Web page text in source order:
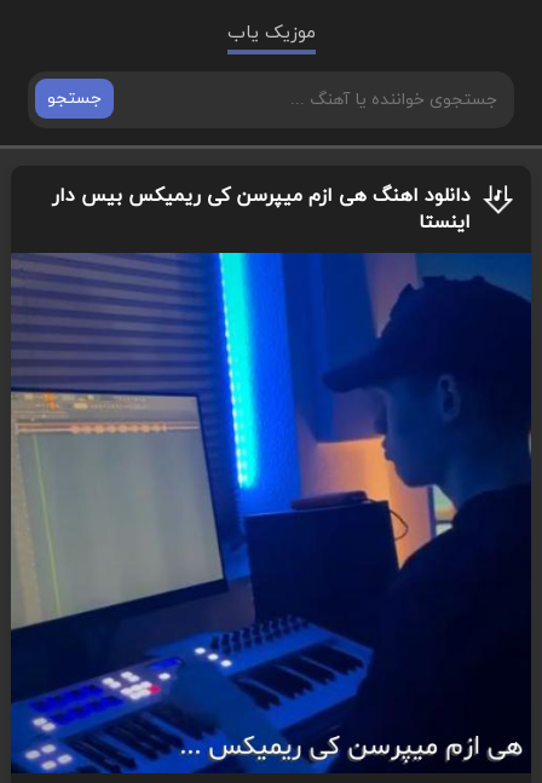
موزیک یاب
جستجو
دانلود اهنگ هی ازم میپرسن کی ریمیکس بیس دار
اینستا